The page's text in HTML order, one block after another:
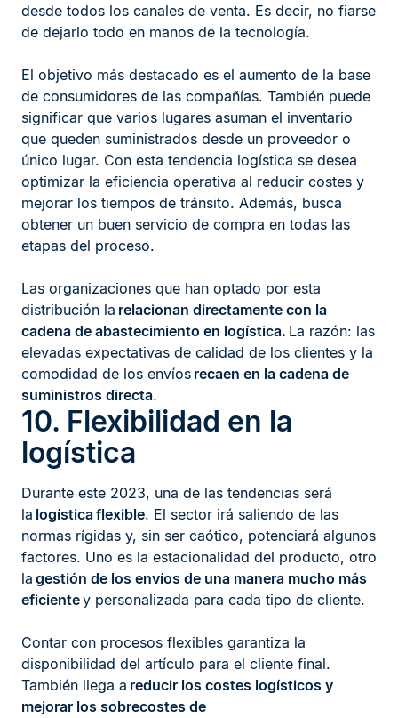
desde todos los canales de venta. Es decir, no fiarse
de dejarlo todo en manos de la tecnología.
El objetivo más destacado es el aumento de la base
de consumidores de las compañías. También puede
significar que varios lugares asuman el inventario
que queden suministrados desde un proveedor o
único lugar. Con esta tendencia logística se desea
optimizar la eficiencia operativa al reducir costes y
mejorar los tiempos de tránsito. Además, busca
obtener un buen servicio de compra en todas las
etapas del proceso.
Las organizaciones que han optado por esta
distribución la relacionan directamente con la
cadena de abastecimiento en logística. La razón: las
elevadas expectativas de calidad de los clientes y la
comodidad de los envíos recaen en la cadena de
suministros directa.
10. Flexibilidad en la
logística
Durante este 2023, una de las tendencias será
la logísticaflexible. El sector irá saliendo de las
normas rígidas y, sin ser caótico, potenciará algunos
factores. Uno es la estacionalidad del producto, otro
la gestión de los envíos ​de una manera mucho más
eficientey personalizada para cada tipo de cliente.
Contar con procesos flexibles garantiza la
disponibilidad del artículo para el cliente final.
También llega a reducir los costes logísticos y
mejorar los sobrecostes de